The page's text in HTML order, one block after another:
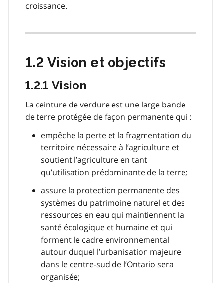
croissance.
1.2 Vision et objectifs
1.2.1 Vision
La ceinture de verdure est une large bande
de terre protégée de façon permanente qui :
empêche la perte et la fragmentation du
territoire nécessaire à l’agriculture et
soutient l’agriculture en tant
qu’utilisation prédominante de la terre;
assure la protection permanente des
systèmes du patrimoine naturel et des
ressources en eau qui maintiennent la
santé écologique et humaine et qui
forment le cadre environnemental
autour duquel l’urbanisation majeure
dans le centre-sud de l’Ontario sera
organisée;